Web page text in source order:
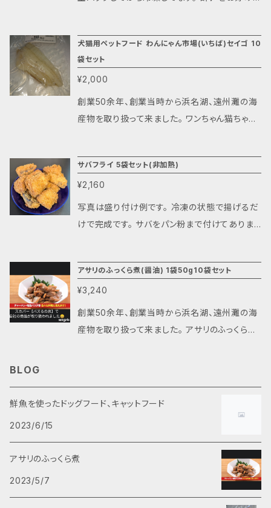
後に製造 消費期限 約６ヶ月(冷凍時) 製造者
㈲丸江商店 製造工場 静岡県湖西市新所5957
-14 発送は入金確認後1～4日後となります。
犬猫用ペットフード わんにゃん市場(いちば)セイゴ 10
袋セット
¥2,000
創業50余年、創業当時から浜名湖、遠州灘の海
産物を取り扱って来ました。 ワンちゃん猫ちゃん
犬・猫用ペットフード 人も食べれるよ 鮮魚を使
ったペットフード わんにゃん市場(いちば) セイ
ゴセイゴ～ 添加物・着色料・保存料不使用の天
然素材 完全手作り 材料名 セイゴ 内容量20g 1
好みで湯煎等で温めてください。 製造日 入金確
認後に製造 消費期限 約６ヶ月(冷凍時) 製造者
サバフライ 5袋セット(非加熱)
¥2,160
写真は盛り付け例です。 冷凍の状態で揚げるだ
けで完成です。 サバをパン粉まで付けてありま
送料は数量に関係なく、一律¥2,000となりま
す。 保存方法 要冷凍(－10℃以下) 賞味期限 そ
れぞれ記載 冷凍のまま調理出来ます。 製造者
㈲丸江商店 製造工場 静岡県湖西市新所5957
アサリのふっくら煮(醤油) 1袋50g10袋セット
¥3,240
創業50余年、創業当時から浜名湖、遠州灘の海
産物を取り扱って来ました。 アサリのふっくら煮
にぎりの具材やサラダのトッピングなど、様々な
料理にも活用できます。 使い勝手が良く、そのま
える万能商品となっております。 使いやすいよう
に真空冷凍の小分けサイズとなっております。解
凍後は冷蔵保存(3日)してください。 ぜひご利用
ください。 材料名 あさり 醤油 ニンニク 生姜 内
BLOG
鮮魚を使ったドッグフード、キャットフード
2023/6/15
アサリのふっくら煮
2023/5/7